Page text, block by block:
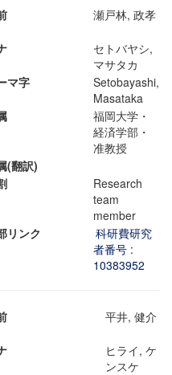
瀬戸林, 政孝
セトバヤシ,
マサタカ
マ字
Setobayashi,
Masataka
福岡大学・
経済学部・
准教授
(翻訳)
Research
team
member
リンク
科研費研究
者番号 :
10383952
平井, 健介
ヒライ, ケ
ンスケ